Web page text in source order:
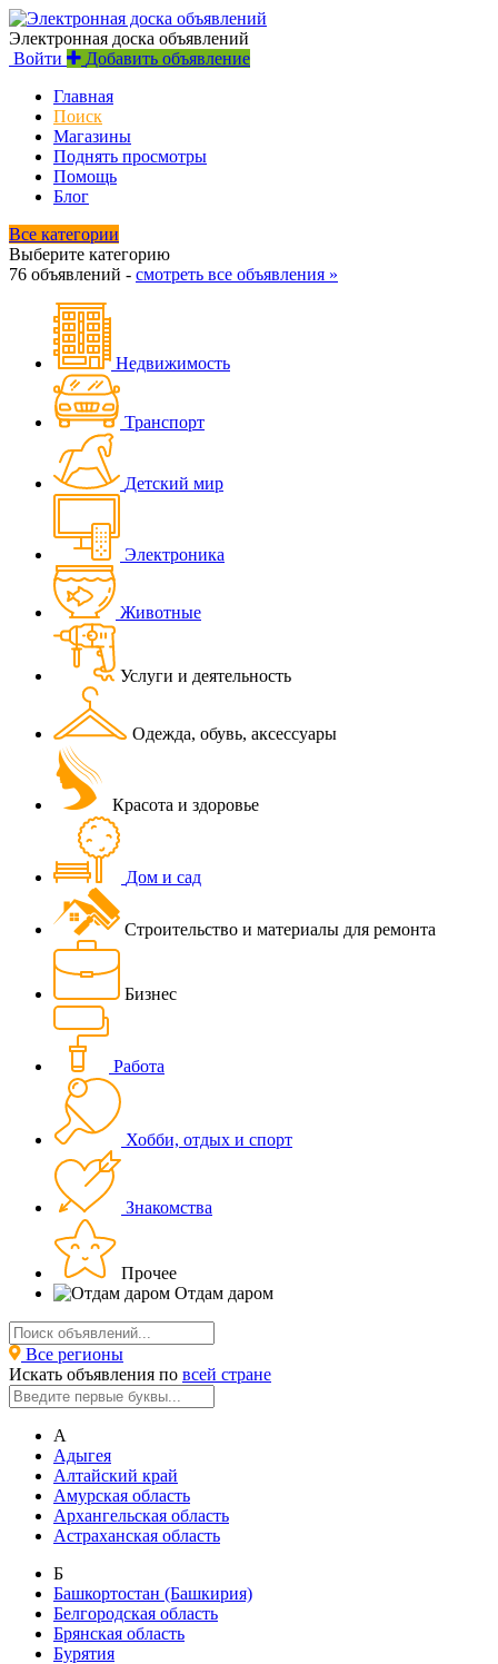
Электронная доска объявлений
Войти
Добавить объявление
Главная
Поиск
Магазины
Поднять просмотры
Помощь
Блог
Все категории
Выберите категорию
76 объявлений - смотреть все объявления »
Недвижимость
Транспорт
Детский мир
Электроника
Животные
Услуги и деятельность
Одежда, обувь, аксессуары
Красота и здоровье
Дом и сад
Строительство и материалы для ремонта
Бизнес
Работа
Хобби, отдых и спорт
Знакомства
Прочее
Отдам даром
Все регионы
Искать объявления по всей стране
А
Адыгея
Алтайский край
Амурская область
Архангельская область
Астраханская область
Б
Башкортостан (Башкирия)
Белгородская область
Брянская область
Бурятия